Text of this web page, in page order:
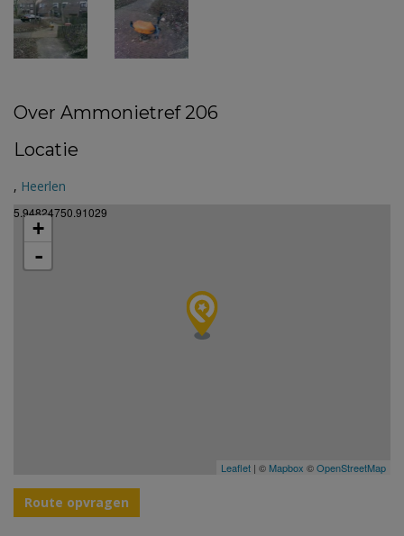
Over Ammonietref 206
Locatie
, Heerlen
5.94824750.91029
+
-
Leaflet | © Mapbox ©OpenStreetMap
Route opvragen